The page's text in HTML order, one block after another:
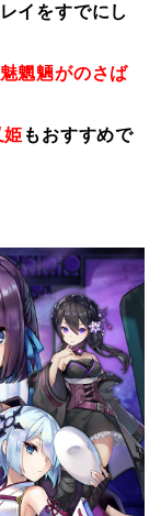
イをすでにし
魍魎がのさば
姫 もおすすめで